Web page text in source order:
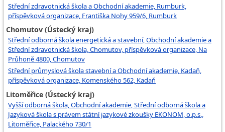
Střední zdravotnická škola a Obchodní akademie, Rumburk,
příspěvková organizace, Františka Nohy 959/6, Rumburk
Chomutov (Ústecký kraj)
Střední odborná škola energetická a stavební, Obchodní akademie a
Střední zdravotnická škola, Chomutov, příspěvková organizace, Na
Průhoně 4800, Chomutov
Střední průmyslová škola stavební a Obchodní akademie, Kadaň,
příspěvková organizace, Komenského 562, Kadaň
Litoměřice (Ústecký kraj)
Vyšší odborná škola, Obchodní akademie, Střední odborná škola a
Jazyková škola s právem státní jazykové zkoušky EKONOM, o.p.s.,
Litoměřice, Palackého 730/1